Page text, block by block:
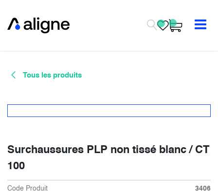
Tous les produits
Surchaussures PLP non tissé blanc / CT
100
Code Produit 3406